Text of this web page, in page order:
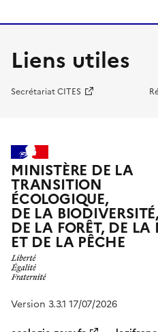
Liens utiles
Secrétariat CITES
MINISTÈRE DE LA
TRANSITION
ÉCOLOGIQUE,
DE LA BIODIVERSITÉ,
DE LA FORÊT, DE LA
ET DE LA PÊCHE
Version 3.3.1 17/07/2026